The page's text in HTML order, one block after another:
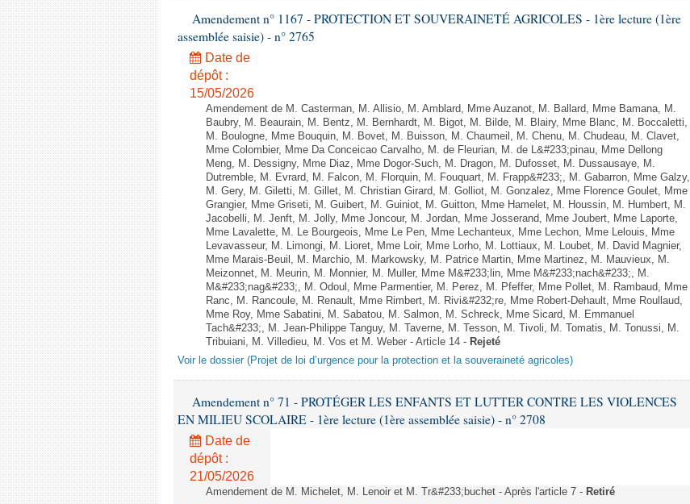
Amendement n° 1167 - PROTECTION ET SOUVERAINETÉ AGRICOLES - 1ère lecture (1ère
assemblée saisie) - n° 2765
Date de
dépôt :
15/05/2026
Amendement de M. Casterman, M. Allisio, M. Amblard, Mme Auzanot, M. Ballard, Mme Bamana, M.
Baubry, M. Beaurain, M. Bentz, M. Bernhardt, M. Bigot, M. Bilde, M. Blairy, Mme Blanc, M. Boccaletti,
M. Boulogne, Mme Bouquin, M. Bovet, M. Buisson, M. Chaumeil, M. Chenu, M. Chudeau, M. Clavet,
Mme Colombier, Mme Da Conceicao Carvalho, M. de Fleurian, M. de L&#233;pinau, Mme Dellong
Meng, M. Dessigny, Mme Diaz, Mme Dogor-Such, M. Dragon, M. Dufosset, M. Dussausaye, M.
Dutremble, M. Evrard, M. Falcon, M. Florquin, M. Fouquart, M. Frapp&#233;, M. Gabarron, Mme Galzy,
M. Gery, M. Giletti, M. Gillet, M. Christian Girard, M. Golliot, M. Gonzalez, Mme Florence Goulet, Mme
Grangier, Mme Griseti, M. Guibert, M. Guiniot, M. Guitton, Mme Hamelet, M. Houssin, M. Humbert, M.
Jacobelli, M. Jenft, M. Jolly, Mme Joncour, M. Jordan, Mme Josserand, Mme Joubert, Mme Laporte,
Mme Lavalette, M. Le Bourgeois, Mme Le Pen, Mme Lechanteux, Mme Lechon, Mme Lelouis, Mme
Levavasseur, M. Limongi, M. Lioret, Mme Loir, Mme Lorho, M. Lottiaux, M. Loubet, M. David Magnier,
Mme Marais-Beuil, M. Marchio, M. Markowsky, M. Patrice Martin, Mme Martinez, M. Mauvieux, M.
Meizonnet, M. Meurin, M. Monnier, M. Muller, Mme M&#233;lin, Mme M&#233;nach&#233;, M.
M&#233;nag&#233;, M. Odoul, Mme Parmentier, M. Perez, M. Pfeffer, Mme Pollet, M. Rambaud, Mme
Ranc, M. Rancoule, M. Renault, Mme Rimbert, M. Rivi&#232;re, Mme Robert-Dehault, Mme Roullaud,
Mme Roy, Mme Sabatini, M. Sabatou, M. Salmon, M. Schreck, Mme Sicard, M. Emmanuel
Tach&#233;, M. Jean-Philippe Tanguy, M. Taverne, M. Tesson, M. Tivoli, M. Tomatis, M. Tonussi, M.
Tribuiani, M. Villedieu, M. Vos et M. Weber - Article 14 - Rejeté
Voir le dossier (Projet de loi d’urgence pour la protection et la souveraineté agricoles)
Amendement n° 71 - PROTÉGER LES ENFANTS ET LUTTER CONTRE LES VIOLENCES
EN MILIEU SCOLAIRE - 1ère lecture (1ère assemblée saisie) - n° 2708
Date de
dépôt :
21/05/2026
Amendement de M. Michelet, M. Lenoir et M. Tr&#233;buchet - Après l'article 7 - Retiré